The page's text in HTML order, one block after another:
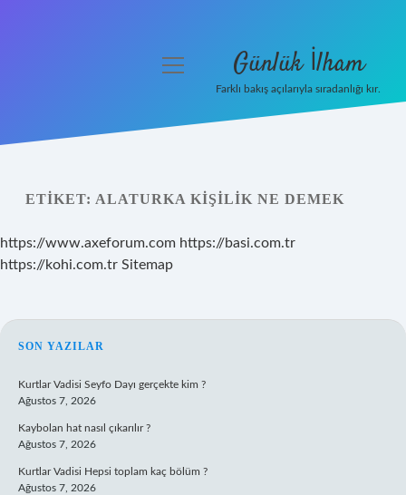
Yasal Uyarı
Hakkımızda
menüyü
Günlük İlham
Farklı bakış açılarıyla sıradanlığı kır.
ETIKET: ALATURKA KIŞILIK NE DEMEK
https://www.axeforum.com https://basi.com.tr
https://kohi.com.tr Sitemap
SIDEBAR
SON YAZILAR
Kurtlar Vadisi Seyfo Dayı gerçekte kim ?
Ağustos 7, 2026
Kaybolan hat nasıl çıkarılır ?
Ağustos 7, 2026
Kurtlar Vadisi Hepsi toplam kaç bölüm ?
Ağustos 7, 2026